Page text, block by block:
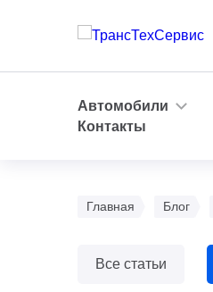
Автомобили
Контакты
Главная Блог
Все статьи